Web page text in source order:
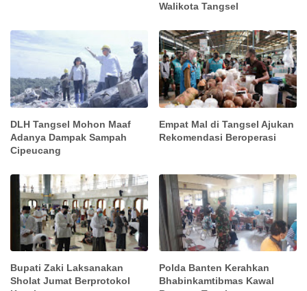
Walikota Tangsel
DLH Tangsel Mohon Maaf
Adanya Dampak Sampah
Cipeucang
Empat Mal di Tangsel Ajukan
Rekomendasi Beroperasi
Bupati Zaki Laksanakan
Sholat Jumat Berprotokol
Polda Banten Kerahkan
Bhabinkamtibmas Kawal